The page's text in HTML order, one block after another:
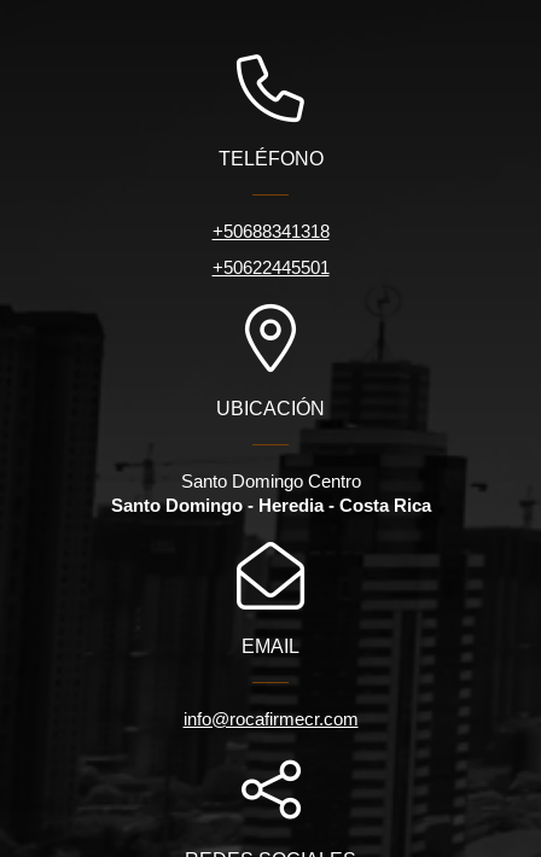
TELÉFONO
+50688341318
+50622445501
UBICACIÓN
Santo Domingo Centro
Santo Domingo - Heredia - Costa Rica
EMAIL
info@rocafirmecr.com